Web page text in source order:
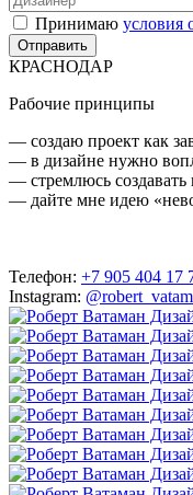
Принимаю условия
КРАСНОДАР
Рабочие принципы
— создаю проект как
— в дизайне нужно
— стремлюсь создавать
— дайте мне идею
Телефон: +7 905 404 17
Instagram: